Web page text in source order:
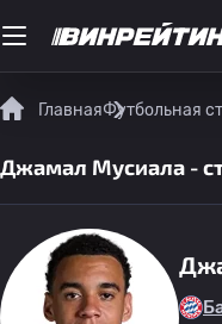
ГлавнаяФутбольная
Джамал Мусиала -